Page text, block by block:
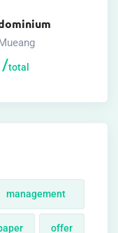
total
management
offer